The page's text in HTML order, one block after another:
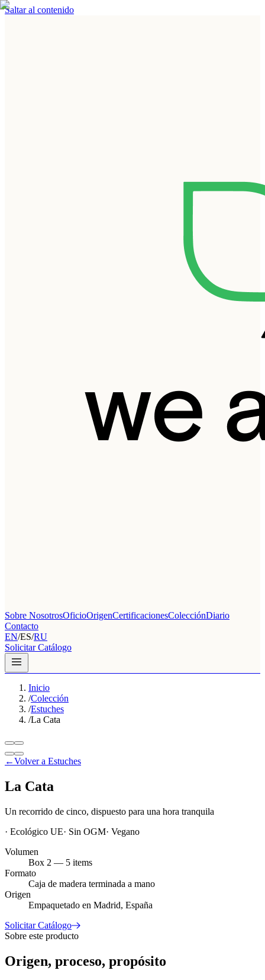
Saltar al contenido
Sobre NosotrosOficioOrigenCertificacionesColecciónDiario
Contacto
EN/ES/RU
Solicitar Catálogo
Inicio
/Colección
/Estuches
/La Cata
←Volver a Estuches
La Cata
Un recorrido de cinco, dispuesto para una hora tranquila
· Ecológico UE· Sin OGM· Vegano
Volumen
Box 2 — 5 items
Formato
Caja de madera terminada a mano
Origen
Empaquetado en Madrid, España
Solicitar Catálogo
Sobre este producto
Origen, proceso, propósito